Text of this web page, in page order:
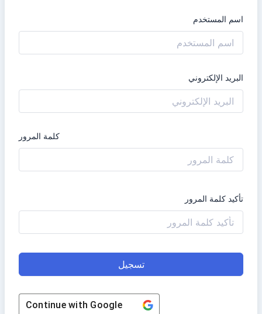
اسم المستخدم
البريد الإلكتروني
كلمة المرور
تأكيد كلمة المرور
تسجيل
Continue with Google